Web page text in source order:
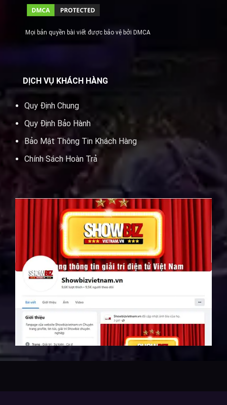
Mọi bản quyền bài viết được bảo vệ bởi DMCA
DỊCH VỤ KHÁCH HÀNG
Quy Định Chung
Quy Định Bảo Hành
Bảo Mật Thông Tin Khách Hàng
Chính Sách Hoàn Trả